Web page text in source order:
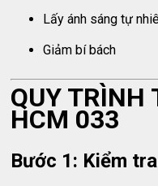
Lấy ánh sáng tự
Giảm bí bách
QUY TRÌNH
HCM 033
Bước 1: Kiểm